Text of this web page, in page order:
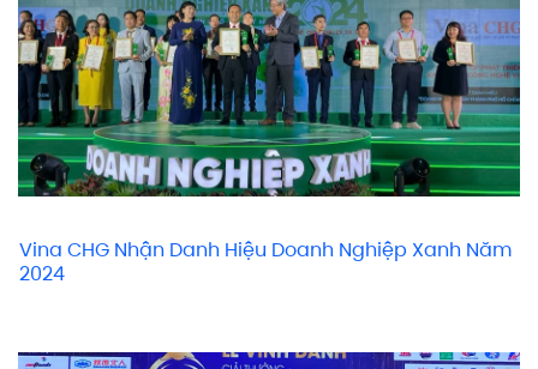
Vina CHG Nhận Danh Hiệu Doanh Nghiệp Xanh Năm
2024